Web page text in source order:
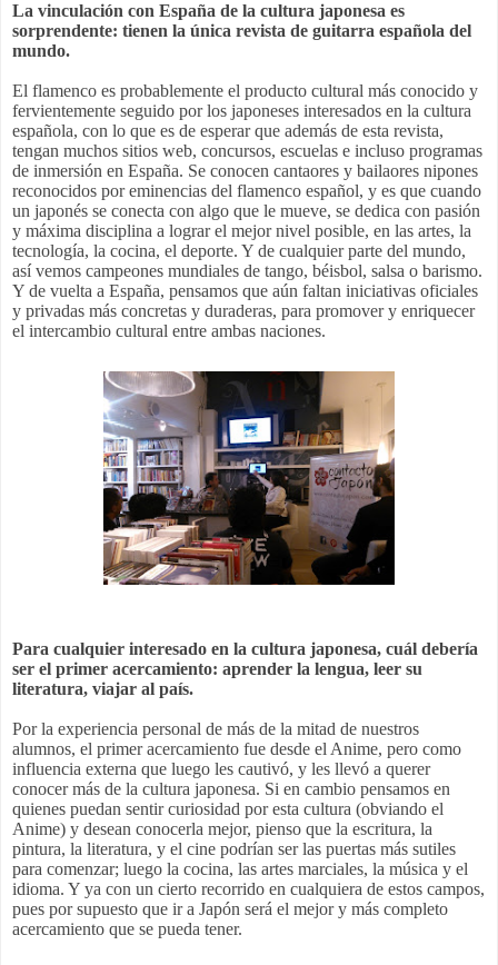
La vinculación con España de la cultura japonesa es
sorprendente: tienen la única revista de guitarra española del
mundo.
El flamenco es probablemente el producto cultural más conocido y
fervientemente seguido por los japoneses interesados en la cultura
española, con lo que es de esperar que además de esta revista,
tengan muchos sitios web, concursos, escuelas e incluso programas
de inmersión en España. Se conocen cantaores y bailaores nipones
reconocidos por eminencias del flamenco español, y es que cuando
un japonés se conecta con algo que le mueve, se dedica con pasión
y máxima disciplina a lograr el mejor nivel posible, en las artes, la
tecnología, la cocina, el deporte. Y de cualquier parte del mundo,
así vemos campeones mundiales de tango, béisbol, salsa o barismo.
Y de vuelta a España, pensamos que aún faltan iniciativas oficiales
y privadas más concretas y duraderas, para promover y enriquecer
el intercambio cultural entre ambas naciones.
Para cualquier interesado en la cultura japonesa, cuál debería
ser el primer acercamiento: aprender la lengua, leer su
literatura, viajar al país.
Por la experiencia personal de más de la mitad de nuestros
alumnos, el primer acercamiento fue desde el Anime, pero como
influencia externa que luego les cautivó, y les llevó a querer
conocer más de la cultura japonesa. Si en cambio pensamos en
quienes puedan sentir curiosidad por esta cultura (obviando el
Anime) y desean conocerla mejor, pienso que la escritura, la
pintura, la literatura, y el cine podrían ser las puertas más sutiles
para comenzar; luego la cocina, las artes marciales, la música y el
idioma. Y ya con un cierto recorrido en cualquiera de estos campos,
pues por supuesto que ir a Japón será el mejor y más completo
acercamiento que se pueda tener.